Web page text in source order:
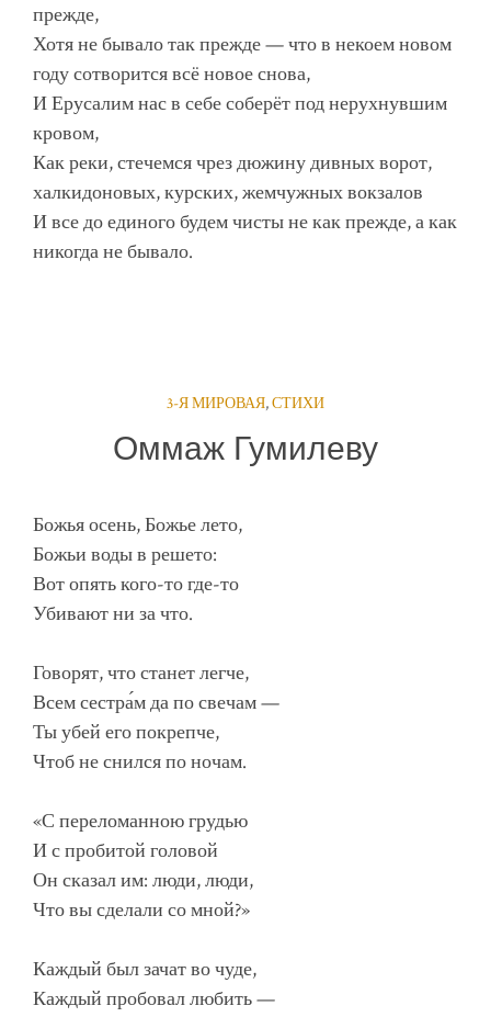
прежде,
Хотя не бывало так прежде — что в некоем новом
году сотворится всё новое снова,
И Ерусалим нас в себе соберёт под нерухнувшим
кровом,
Как реки, стечемся чрез дюжину дивных ворот,
халкидоновых, курских, жемчужных вокзалов
И все до единого будем чисты не как прежде, а как
никогда не бывало.
3-Я МИРОВАЯ,СТИХИ
Оммаж Гумилеву
Божья осень, Божье лето,
Божьи воды в решето:
Вот опять кого-то где-то
Убивают ни за что.
Говорят, что станет легче,
Всем сестра́м да по свечам —
Ты убей его покрепче,
Чтоб не снился по ночам.
«С переломанною грудью
И с пробитой головой
Он сказал им: люди, люди,
Что вы сделали со мной?»
Каждый был зачат во чуде,
Каждый пробовал любить —